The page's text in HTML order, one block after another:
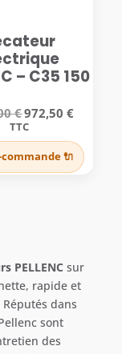
– C35 150
€Le
prix
était :
1188,00 €.
972,50€Le
est :
972,50 €.
TTC
commande 🔌
PELLENC sur
rapide et
dans
sont
des